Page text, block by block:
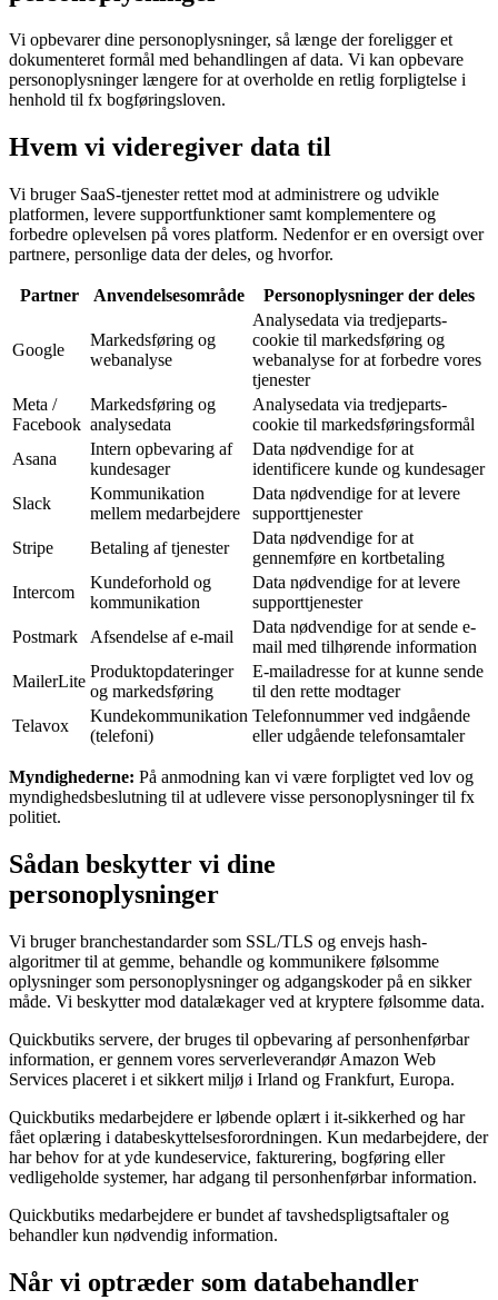
Vi opbevarer dine personoplysninger, så længe der foreligger et
dokumenteret formål med behandlingen af data. Vi kan opbevare
personoplysninger længere for at overholde en retlig forpligtelse i
henhold til fx bogføringsloven.
Hvem vi videregiver data til
Vi bruger SaaS-tjenester rettet mod at administrere og udvikle
platformen, levere supportfunktioner samt komplementere og
forbedre oplevelsen på vores platform. Nedenfor er en oversigt over
partnere, personlige data der deles, og hvorfor.
Partner Anvendelsesområde Personoplysninger der deles
Google
Markedsføring og
webanalyse
Analysedata via tredjeparts-
cookie til markedsføring og
webanalyse for at forbedre vores
tjenester
Meta /
Facebook
Markedsføring og
analysedata
Analysedata via tredjeparts-
cookie til markedsføringsformål
Asana
Intern opbevaring af
kundesager
Data nødvendige for at
identificere kunde og kundesager
Slack
Kommunikation
mellem medarbejdere
Data nødvendige for at levere
supporttjenester
Stripe
Betaling af tjenester
Data nødvendige for at
gennemføre en kortbetaling
Intercom
Kundeforhold og
kommunikation
Data nødvendige for at levere
supporttjenester
Postmark
Afsendelse af e-mail
Data nødvendige for at sende e-
mail med tilhørende information
MailerLite
Produktopdateringer
og markedsføring
E-mailadresse for at kunne sende
til den rette modtager
Telavox
Kundekommunikation
(telefoni)
Telefonnummer ved indgående
eller udgående telefonsamtaler
Myndighederne: På anmodning kan vi være forpligtet ved lov og
myndighedsbeslutning til at udlevere visse personoplysninger til fx
politiet.
Sådan beskytter vi dine
personoplysninger
Vi bruger branchestandarder som SSL/TLS og envejs hash-
algoritmer til at gemme, behandle og kommunikere følsomme
oplysninger som personoplysninger og adgangskoder på en sikker
måde. Vi beskytter mod datalækager ved at kryptere følsomme data.
Quickbutiks servere, der bruges til opbevaring af personhenførbar
information, er gennem vores serverleverandør Amazon Web
Services placeret i et sikkert miljø i Irland og Frankfurt, Europa.
Quickbutiks medarbejdere er løbende oplært i it-sikkerhed og har
fået oplæring i databeskyttelsesforordningen. Kun medarbejdere, der
har behov for at yde kundeservice, fakturering, bogføring eller
vedligeholde systemer, har adgang til personhenførbar information.
Quickbutiks medarbejdere er bundet af tavshedspligtsaftaler og
behandler kun nødvendig information.
Når vi optræder som databehandler